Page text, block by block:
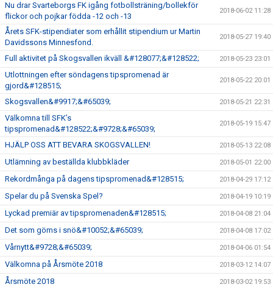
Nu drar Svarteborgs FK igång fotbollsträning/bollekför
flickor och pojkar födda -12 och -13
2018-06-02 11:28
Årets SFK-stipendiater som erhållit stipendium ur Martin
Davidssons Minnesfond.
2018-05-27 19:40
Full aktivitet på Skogsvallen ikväll &#128077;&#128522; 2018-05-23 23:01
Utlottningen efter söndagens tipspromenad är
gjord&#128515;
2018-05-22 20:01
Skogsvallen&#9917;&#65039; 2018-05-21 22:31
Välkomna till SFK’s
tipspromenad&#128522;&#9728;&#65039;
2018-05-19 15:47
HJÄLP OSS ATT BEVARA SKOGSVALLEN! 2018-05-13 22:08
Utlämning av beställda klubbkläder 2018-05-01 22:00
Rekordmånga på dagens tipspromenad&#128515; 2018-04-29 17:12
Spelar du på Svenska Spel? 2018-04-19 10:19
Lyckad premiär av tipspromenaden&#128515; 2018-04-08 21:04
Det som göms i snö&#10052;&#65039; 2018-04-08 17:02
Vårnytt&#9728;&#65039; 2018-04-06 01:54
Välkomna på Årsmöte 2018 2018-03-12 14:07
Årsmöte 2018 2018-03-02 19:53